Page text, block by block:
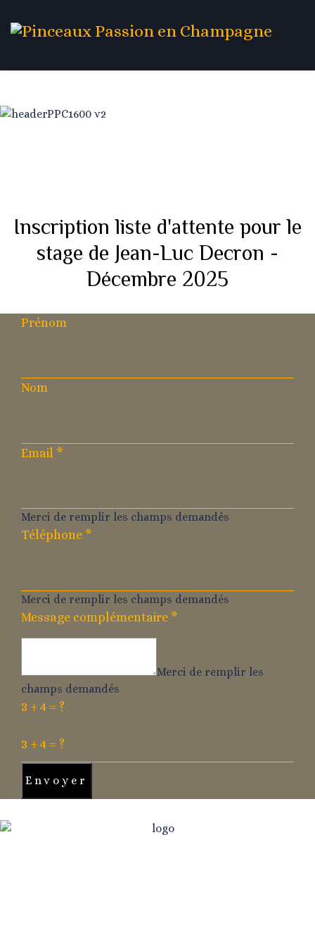
Inscription liste d'attente pour le
stage de Jean-Luc Decron -
Décembre 2025
Prénom
Nom
Email *
Merci de remplir les champs demandés
Téléphone *
Merci de remplir les champs demandés
Message complémentaire *
Merci de remplir les
champs demandés
3 + 4 = ?
Envoyer